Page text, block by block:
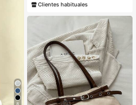
Clientes habituales